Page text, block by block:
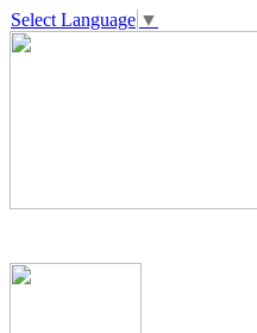
Select Language ▼